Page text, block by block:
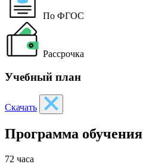
По ФГОС
Рассрочка
Учебный план
Скачать
Программа обучения
72 часа